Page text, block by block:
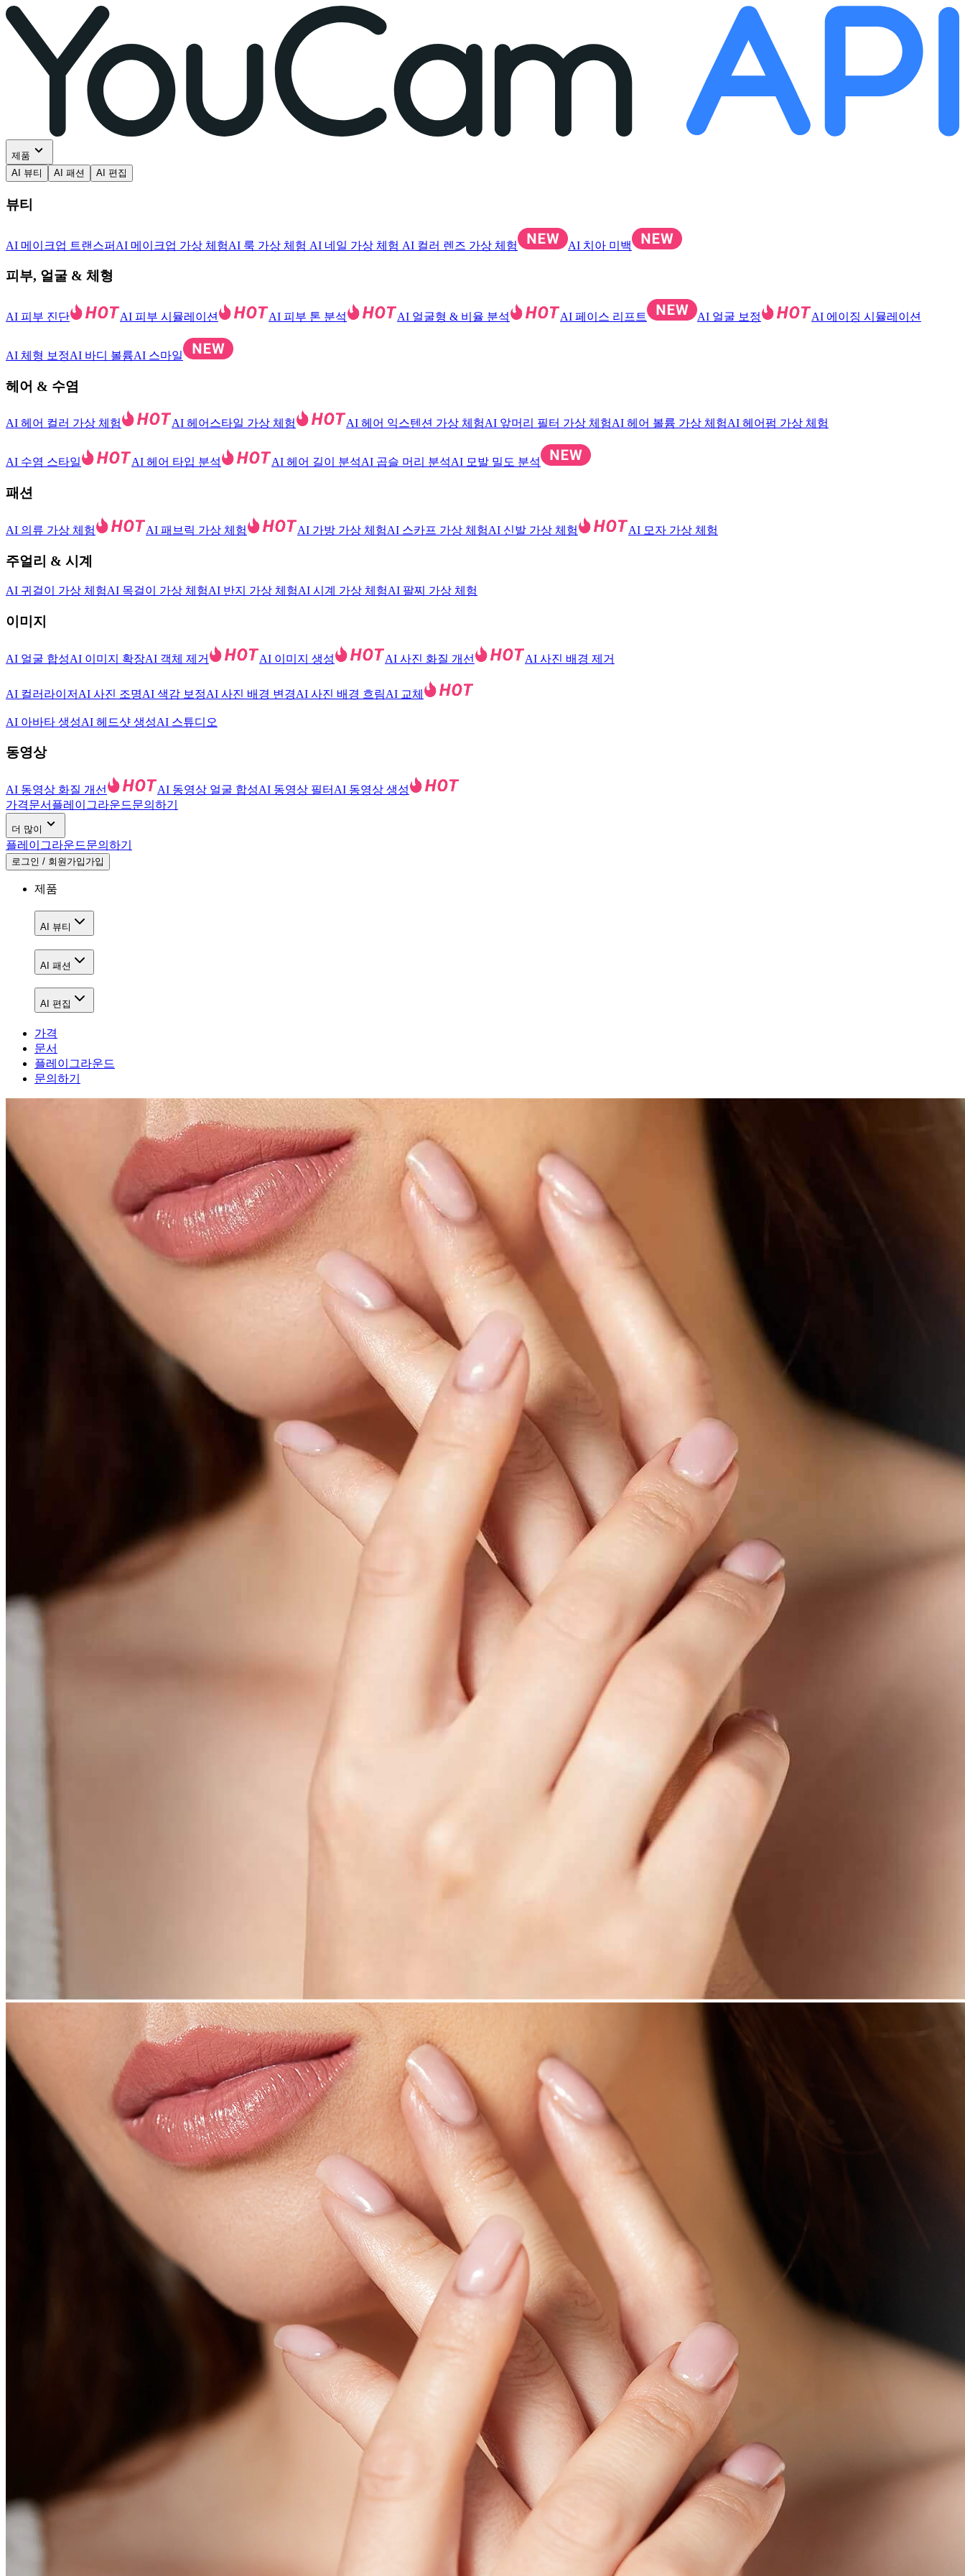
제품
AI 뷰티
AI 패션 AI 편집
뷰티
AI 메이크업 트랜스퍼 AI 메이크업 가상 체험AI 룩 가상 체험 AI 네일 가상 체험 AI 컬러 렌즈 가상 체험 AI 치아 미백
피부, 얼굴 & 체형
AI 피부 진단 AI 피부 시뮬레이션 AI 피부 톤 분석 AI 얼굴형 & 비율 분석 AI 페이스 리프트 AI 얼굴 보정 AI 에이징 시뮬레이션
AI 체형 보정AI 바디 볼륨AI 스마일
헤어 & 수염
AI 헤어 컬러 가상 체험 AI 헤어스타일 가상 체험 AI 헤어 익스텐션 가상 체험AI 앞머리 필터 가상 체험AI 헤어 볼륨 가상 체험AI 헤어펌 가상 체험
AI 수염 스타일 AI 헤어 타입 분석 AI 헤어 길이 분석AI 곱슬 머리 분석AI 모발 밀도 분석
패션
AI 의류 가상 체험 AI 패브릭 가상 체험 AI 가방 가상 체험AI 스카프 가상 체험AI 신발 가상 체험 AI 모자 가상 체험
주얼리 & 시계
AI 귀걸이 가상 체험AI 목걸이 가상 체험AI 반지 가상 체험AI 시계 가상 체험AI 팔찌 가상 체험
이미지
AI 얼굴 합성AI 이미지 확장AI 객체 제거 AI 이미지 생성 AI 사진 화질 개선 AI 사진 배경 제거
AI 컬러라이저 AI 사진 조명AI 색감 보정AI 사진 배경 변경AI 사진 배경 흐림AI 교체
AI 아바타 생성AI 헤드샷 생성AI 스튜디오
동영상
AI 동영상 화질 개선 AI 동영상 얼굴 합성AI 동영상 필터 AI 동영상 생성
가격문서 플레이그라운드문의하기
더 많이
플레이그라운드문의하기
로그인 / 회원가입 가입
제품
AI 뷰티
AI 패션
AI 편집
가격
문서
플레이그라운드
문의하기